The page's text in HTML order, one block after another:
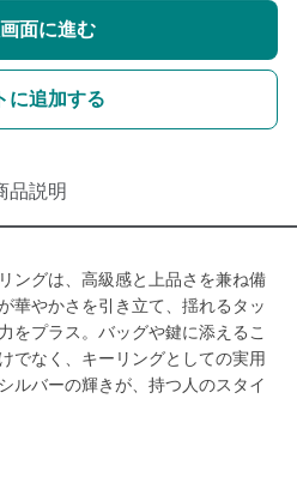
面に進む
に追加する
品説明
ングは、高級感と上品さを兼ね備
華やかさを引き立て、揺れるタッ
をプラス。バッグや鍵に添えるこ
でなく、キーリングとしての実用
ルバーの輝きが、持つ人のスタイ